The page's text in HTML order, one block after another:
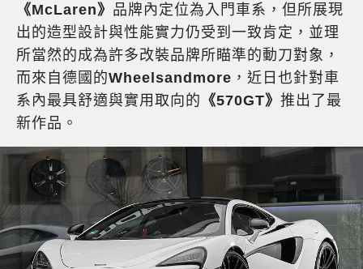
《McLaren》 品牌內定位為入門車系，但所展現
出的造型設計與性能實力仍受到一致肯定，並理
所當然的成為許多改裝品牌所瞄準的動刀對象，
而來自德國的Wheelsandmore ，近日也針對車
系內最具舒適與實用取向的 《570GT》 推出了最
新作品。